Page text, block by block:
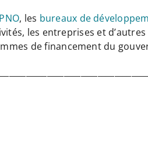
, les bureaux de
les entreprises et
de financement du